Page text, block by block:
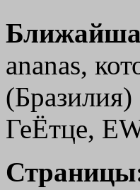
ananas,
ГеЁтце,